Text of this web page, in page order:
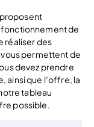
de
réaliser des
permettent de
devez prendre
ainsi que l’offre, la
tableau
possible.